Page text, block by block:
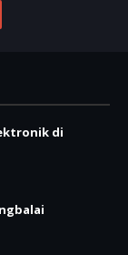
di